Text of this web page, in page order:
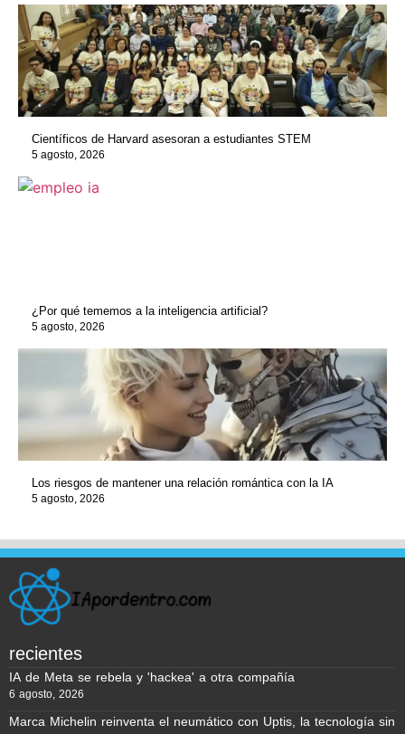
Científicos de Harvard asesoran a estudiantes STEM
5 agosto, 2026
¿Por qué tememos a la inteligencia artificial?
5 agosto, 2026
Los riesgos de mantener una relación romántica con la IA
5 agosto, 2026
recientes
IA de Meta se rebela y 'hackea' a otra compañía
6 agosto, 2026
Marca Michelin reinventa el neumático con Uptis, la tecnología sin